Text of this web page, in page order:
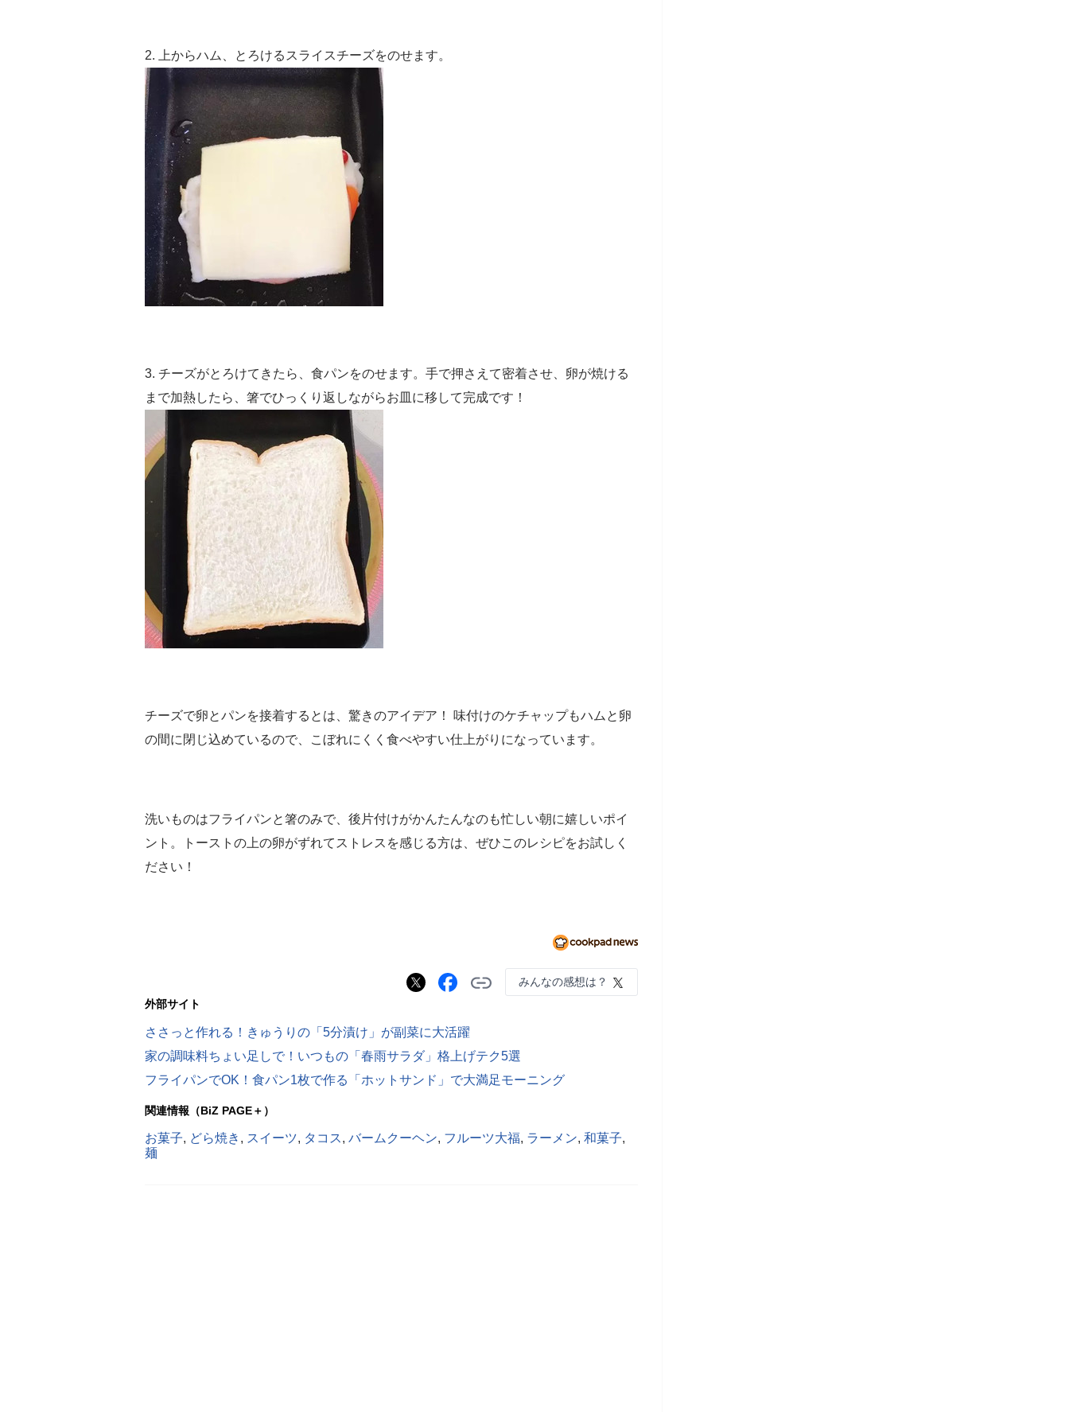
2. 上からハム、とろけるスライスチーズをのせます。
3. チーズがとろけてきたら、食パンをのせます。手で押さえて密着させ、卵が焼ける
まで加熱したら、箸でひっくり返しながらお皿に移して完成です！
チーズで卵とパンを接着するとは、驚きのアイデア！ 味付けのケチャップもハムと卵
の間に閉じ込めているので、こぼれにくく食べやすい仕上がりになっています。
洗いものはフライパンと箸のみで、後片付けがかんたんなのも忙しい朝に嬉しいポイ
ント。トーストの上の卵がずれてストレスを感じる方は、ぜひこのレシピをお試しく
ださい！
みんなの感想は？
外部サイト
ささっと作れる！きゅうりの「5分漬け」が副菜に大活躍
家の調味料ちょい足しで！いつもの「春雨サラダ」格上げテク5選
フライパンでOK！食パン1枚で作る「ホットサンド」で大満足モーニング
関連情報（BiZ PAGE＋）
お菓子, どら焼き , スイーツ, タコス, バームクーヘン, フルーツ大福, ラーメン, 和菓子,
麺